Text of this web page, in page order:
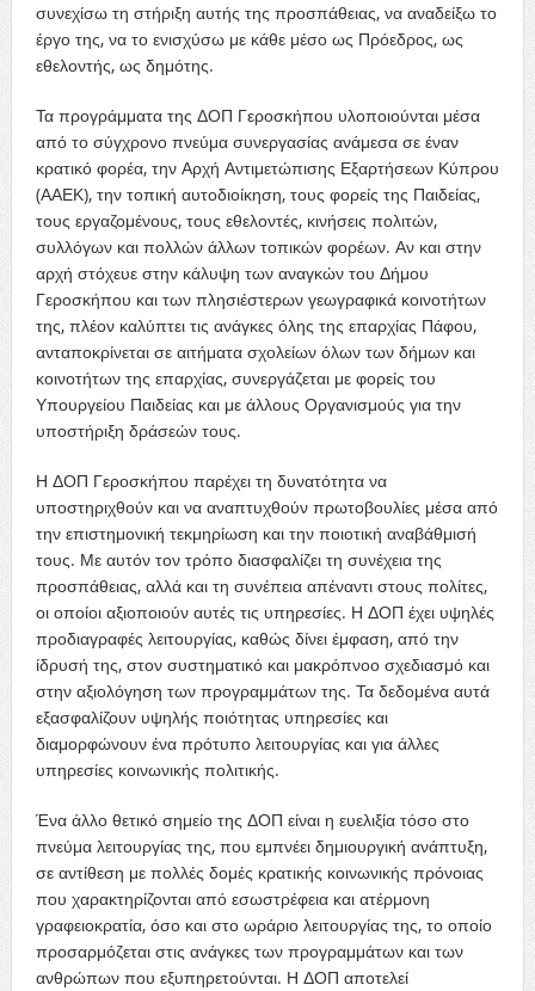
συνεχίσω τη στήριξη αυτής της προσπάθειας, να αναδείξω το
έργο της, να το ενισχύσω με κάθε μέσο ως Πρόεδρος, ως
εθελοντής, ως δημότης.
Τα προγράμματα της ΔΟΠ Γεροσκήπου υλοποιούνται μέσα
από το σύγχρονο πνεύμα συνεργασίας ανάμεσα σε έναν
κρατικό φορέα, την Αρχή Αντιμετώπισης Εξαρτήσεων Κύπρου
(ΑΑΕΚ), την τοπική αυτοδιοίκηση, τους φορείς της Παιδείας,
τους εργαζομένους, τους εθελοντές, κινήσεις πολιτών,
συλλόγων και πολλών άλλων τοπικών φορέων. Αν και στην
αρχή στόχευε στην κάλυψη των αναγκών του Δήμου
Γεροσκήπου και των πλησιέστερων γεωγραφικά κοινοτήτων
της, πλέον καλύπτει τις ανάγκες όλης της επαρχίας Πάφου,
ανταποκρίνεται σε αιτήματα σχολείων όλων των δήμων και
κοινοτήτων της επαρχίας, συνεργάζεται με φορείς του
Υπουργείου Παιδείας και με άλλους Οργανισμούς για την
υποστήριξη δράσεών τους.
Η ΔΟΠ Γεροσκήπου παρέχει τη δυνατότητα να
υποστηριχθούν και να αναπτυχθούν πρωτοβουλίες μέσα από
την επιστημονική τεκμηρίωση και την ποιοτική αναβάθμισή
τους. Με αυτόν τον τρόπο διασφαλίζει τη συνέχεια της
προσπάθειας, αλλά και τη συνέπεια απέναντι στους πολίτες,
οι οποίοι αξιοποιούν αυτές τις υπηρεσίες. Η ΔΟΠ έχει υψηλές
προδιαγραφές λειτουργίας, καθώς δίνει έμφαση, από την
ίδρυσή της, στον συστηματικό και μακρόπνοο σχεδιασμό και
στην αξιολόγηση των προγραμμάτων της. Τα δεδομένα αυτά
εξασφαλίζουν υψηλής ποιότητας υπηρεσίες και
διαμορφώνουν ένα πρότυπο λειτουργίας και για άλλες
υπηρεσίες κοινωνικής πολιτικής.
Ένα άλλο θετικό σημείο της ΔΟΠ είναι η ευελιξία τόσο στο
πνεύμα λειτουργίας της, που εμπνέει δημιουργική ανάπτυξη,
σε αντίθεση με πολλές δομές κρατικής κοινωνικής πρόνοιας
που χαρακτηρίζονται από εσωστρέφεια και ατέρμονη
γραφειοκρατία, όσο και στο ωράριο λειτουργίας της, το οποίο
προσαρμόζεται στις ανάγκες των προγραμμάτων και των
ανθρώπων που εξυπηρετούνται. Η ΔΟΠ αποτελεί